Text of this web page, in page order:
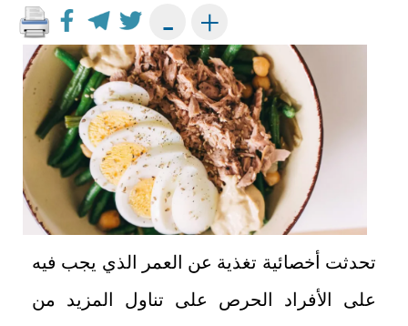
+
-
تحدثت أخصائية تغذية عن العمر الذي يجب فيه
على الأفراد الحرص على تناول المزيد من